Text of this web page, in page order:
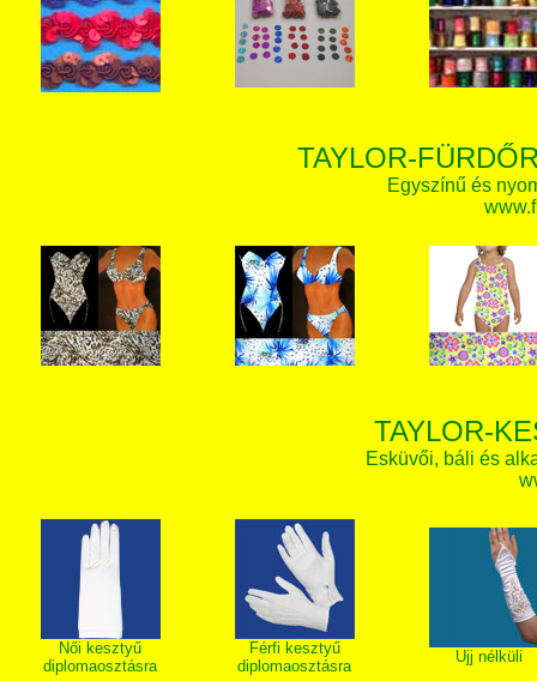
TAYLOR-
Egyszínű és
TAYLOR-
Esküvői, báli és
Női kesztyű
diplomaosztásra
Férfi kesztyű
diplomaosztásra
Ujj nélküli